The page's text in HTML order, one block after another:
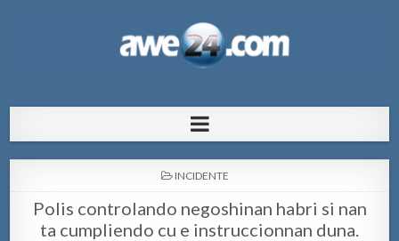
pa Aruba
POSTED
INCIDENTE
Polis controlando negoshinan habri si nan
ta cumpliendo cu e instruccionnan duna.